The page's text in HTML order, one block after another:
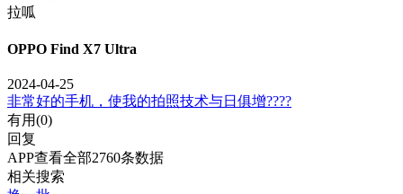
拉呱
OPPO Find X7 Ultra
2024-04-25
非常好的手机，使我的拍照技术与日俱增????
有用(0)
回复
APP查看全部2760条数据
相关搜索